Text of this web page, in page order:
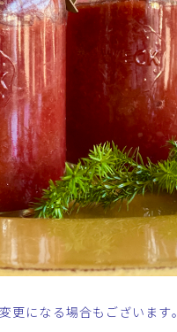
になる場合もございます。